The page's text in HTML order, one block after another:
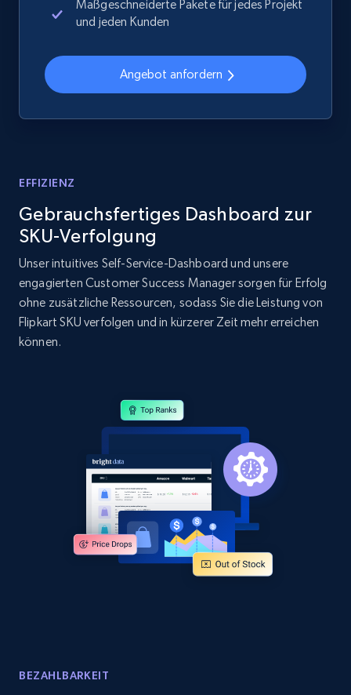
2.1K+ 375+
products by best sellers category URL
more.
2.1K+ 375+ Jetzt anfangen
Amazon products global dataset - Collect
Amazon products by seller URL
Title, Seller name, Brand, Description, Initial
375+
Amazon products global dataset - Collect
products from Brands URLs
Title, Seller name, Brand, Description, Initial
price, Currency, Availability, Reviews count, and
Maßgeschneiderte Pakete für jedes Projekt
und jeden Kunden
Angebot anfordern
EFFIZIENZ
Gebrauchsfertiges Dashboard zur
SKU-Verfolgung
Unser intuitives Self-Service-Dashboard und unsere
engagierten Customer Success Manager sorgen für Erfolg
ohne zusätzliche Ressourcen, sodass Sie die Leistung von
Flipkart SKU verfolgen und in kürzerer Zeit mehr erreichen
können.
BEZAHLBARKEIT